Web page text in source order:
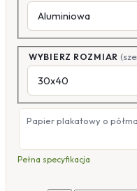
WYBIERZ ROZMIAR
Papier plakatowy o
Pełna specyfikacja